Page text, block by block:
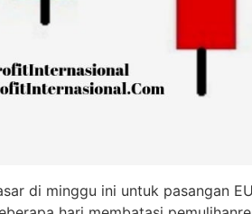
di minggu ini untuk pasangan